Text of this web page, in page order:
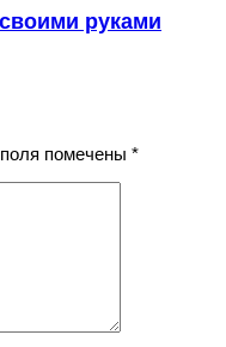
руками
помечены *